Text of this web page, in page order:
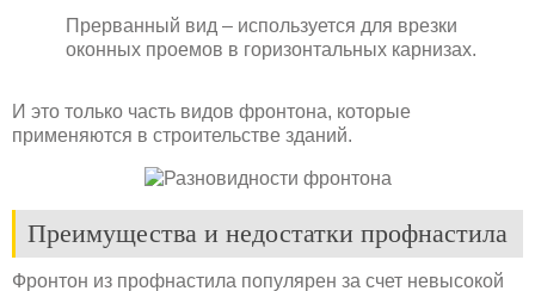
Прерванный вид – используется для врезки
оконных проемов в горизонтальных карнизах.
И это только часть видов фронтона, которые
применяются в строительстве зданий.
Преимущества и недостатки профнастила
Фронтон из профнастила популярен за счет невысокой